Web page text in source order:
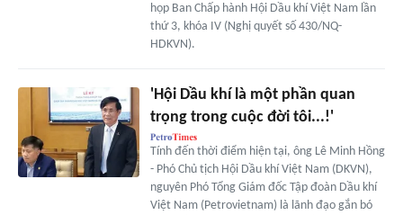
họp Ban Chấp hành Hội Dầu khí Việt Nam lần
thứ 3, khóa IV (Nghị quyết số 430/NQ-
HDKVN).
'Hội Dầu khí là một phần quan
trọng trong cuộc đời tôi...!'
Tính đến thời điểm hiện tại, ông Lê Minh Hồng
- Phó Chủ tịch Hội Dầu khí Việt Nam (DKVN),
nguyên Phó Tổng Giám đốc Tập đoàn Dầu khí
Việt Nam (Petrovietnam) là lãnh đạo gắn bó